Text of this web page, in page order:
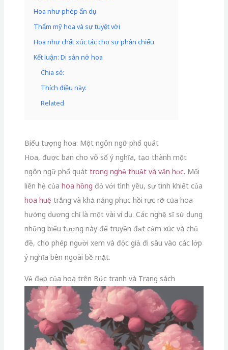
Hoa như phép ẩn dụ
Thẩm mỹ hoa và sự tuyệt vời
Hoa như chất xúc tác cho sự phản chiếu
Kết luận: Di sản nở hoa
Chia sẻ:
Thích điều này:
Related
Biểu tượng hoa: Một ngôn ngữ phổ quát
Hoa, được ban cho vô số ý nghĩa, tạo thành một
ngôn ngữ phổ quát trong nghệ thuật và văn học. Mối
liên hệ của hoa hồng đỏ với tình yêu, sự tinh khiết của
hoa huệ trắng và khả năng phục hồi rực rỡ của hoa
hướng dương chỉ là một vài ví dụ. Các nghệ sĩ sử dụng
những biểu tượng này để truyền đạt cảm xúc và chủ
đề, cho phép người xem và độc giả đi sâu vào các lớp
ý nghĩa bên ngoài bề mặt.
Vẻ đẹp của hoa trên Bức tranh và Trang sách